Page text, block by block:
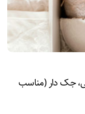
جک دار (مناسب